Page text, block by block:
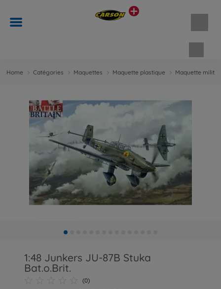
Home Catégories Maquettes Maquette plastique Maquette
1:48 Junkers JU-87B Stuka
Bat.o.Brit.
(0)